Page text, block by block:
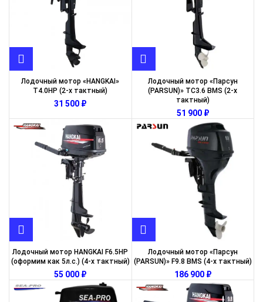
Лодочный мотор «HANGKAI»
T4.0HP (2-х тактный)
₽
Лодочный мотор «Парсун
(PARSUN)» TC3.6 BMS (2-х
тактный)
₽
Лодочный мотор HANGKAI F6.5HP
(оформим как 5л.с.) (4-х тактный)
₽
Лодочный мотор «Парсун
(PARSUN)» F9.8 BMS (4-х тактный)
₽